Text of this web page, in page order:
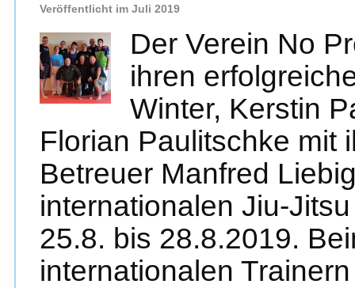
Veröffentlicht im Juli 2019
Der Verein No
ihren
Winter, Kerstin
Florian Paulitschke mit
Betreuer Manfred
internationalen Jiu-
25.8. bis 28.8.2019.
internationalen